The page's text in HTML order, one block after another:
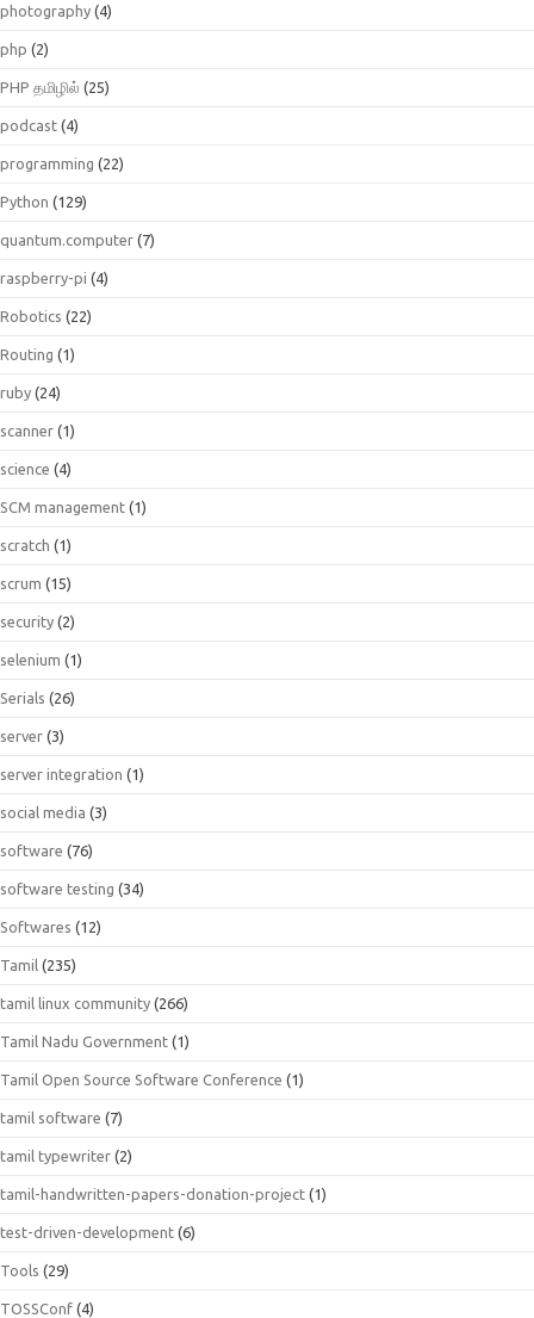
photography (4)
php (2)
PHP தமிழில் (25)
podcast (4)
programming (22)
Python (129)
quantum.computer (7)
raspberry-pi (4)
Robotics (22)
Routing (1)
ruby (24)
scanner (1)
science (4)
SCM management (1)
scratch (1)
scrum (15)
security (2)
selenium (1)
Serials (26)
server (3)
server integration (1)
social media (3)
software (76)
software testing (34)
Softwares (12)
Tamil (235)
tamil linux community (266)
Tamil Nadu Government (1)
Tamil Open Source Software Conference (1)
tamil software (7)
tamil typewriter (2)
tamil-handwritten-papers-donation-project (1)
test-driven-development (6)
Tools (29)
TOSSConf (4)